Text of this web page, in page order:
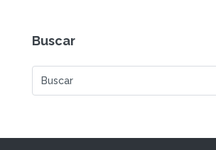
Buscar